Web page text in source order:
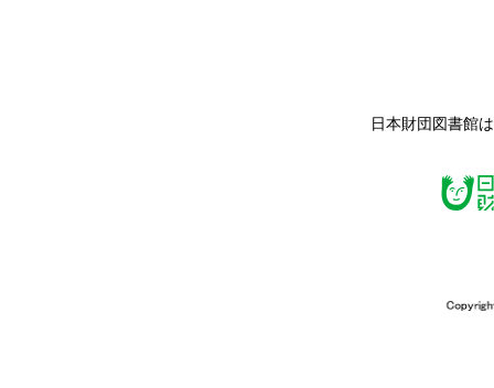
日本財団図書館